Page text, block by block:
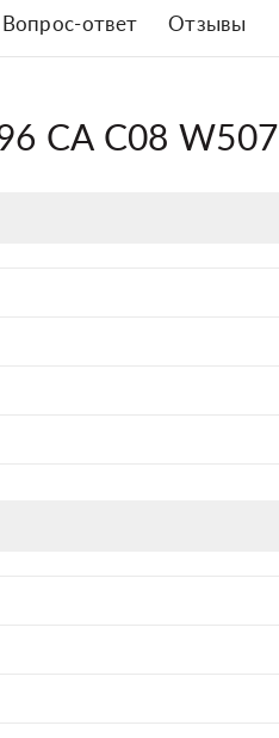
Вопрос-ответ Отзывы
CA C08 W507